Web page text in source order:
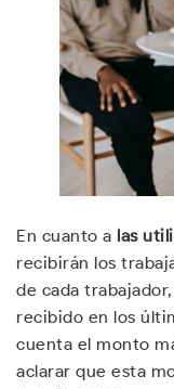
En cuanto a las
recibirán los
de cada
recibido en los
cuenta el monto
aclarar que esta